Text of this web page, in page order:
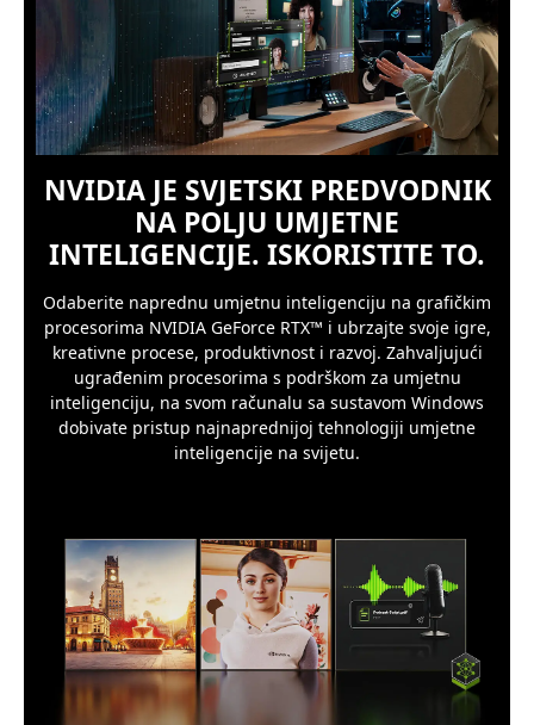
NVIDIA JE SVJETSKI PREDVODNIK
NA POLJU UMJETNE
INTELIGENCIJE. ISKORISTITE TO.
Odaberite naprednu umjetnu inteligenciju na grafičkim
procesorima NVIDIA GeForce RTX™ i ubrzajte svoje igre,
kreativne procese, produktivnost i razvoj. Zahvaljujući
ugrađenim procesorima s podrškom za umjetnu
inteligenciju, na svom računalu sa sustavom Windows
dobivate pristup najnaprednijoj tehnologiji umjetne
inteligencije na svijetu.